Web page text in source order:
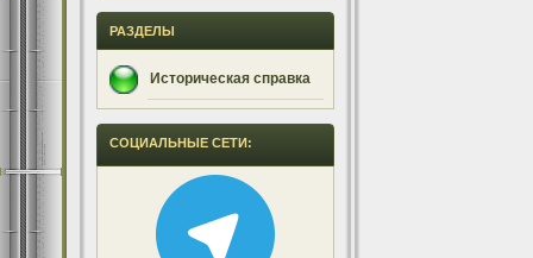
РАЗДЕЛЫ
Историческая справка
СОЦИАЛЬНЫЕ СЕТИ: